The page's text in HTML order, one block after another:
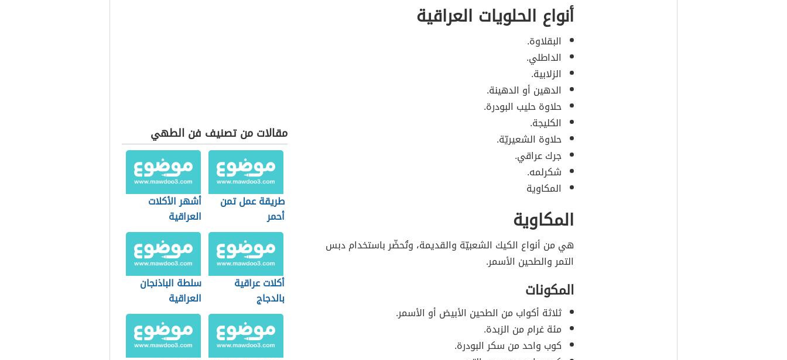
أنواع الحلويات العراقية
البقلاوة.
الداطلي.
الزلابية.
الدهين أو الدهينة.
حلاوة حليب البودرة.
الكليجة.
حلاوة الشعيريّة.
جرك عراقي.
شكرلمه.
المكاوية
المكاوية
هي من أنواع الكيك الشعبيّة والقديمة، وتُحضّر باستخدام دبس
التمر والطحين الأسمر.
المكونات
ثلاثة أكواب من الطحين الأبيض أو الأسمر.
مئة غرام من الزبدة.
كوب واحد من سكر البودرة.
مقالات من تصنيف فن الطهي
طريقة عمل تمن
أحمر
أشهر الأكلات
العراقية
أكلات عراقية
بالدجاج
سلطة الباذنجان
العراقية